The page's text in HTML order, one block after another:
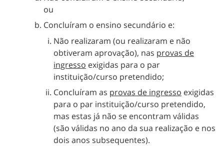
ou
Concluíram o ensino secundário e:
Não realizaram (ou realizaram e não
obtiveram aprovação), nas provas de
ingresso exigidas para o par
instituição/curso pretendido;
Concluíram as provas de ingresso exigidas
para o par instituição/curso pretendido,
mas estas já não se encontram válidas
(são válidas no ano da sua realização e nos
dois anos subsequentes).